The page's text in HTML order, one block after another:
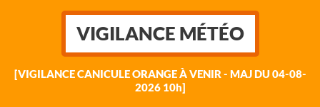
VIGILANCE MÉTÉO
[VIGILANCE CANICULE ORANGE À VENIR - MAJ DU 04-08-
2026 10h]